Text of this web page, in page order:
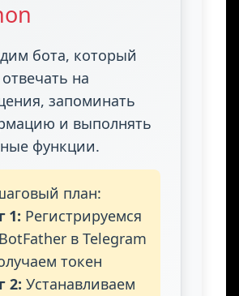
бота, который
на
запоминать
и выполнять
функции.
план:
1: Регистрируемся
в Telegram
токен
2: Устанавливаем